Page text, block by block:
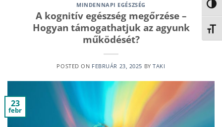
MINDENNAPI EGÉSZSÉG
A kognitív egészség megőrzése –
Hogyan támogathatjuk az agyunk
működését?
POSTED ON FEBRUÁR 23, 2025 BYTAKI
23
febr